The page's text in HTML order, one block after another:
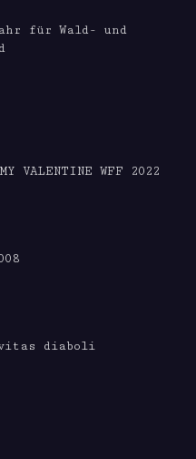
für Wald- und
VALENTINE WFF 2022
diaboli